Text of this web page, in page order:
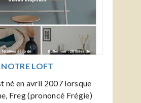
NOTRE LOFT
né en avril 2007 lorsque
Freg (prononcé Frégie)